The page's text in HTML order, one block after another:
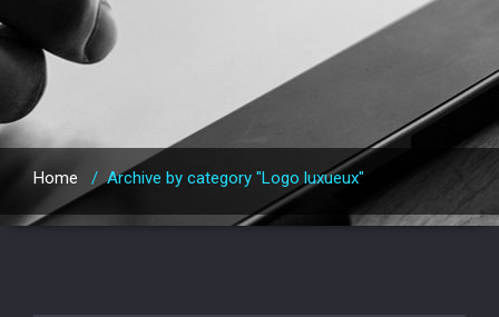
Home /Archive by category "Logo luxueux"